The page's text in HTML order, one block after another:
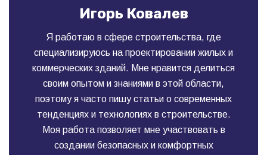
Игорь Ковалев
Я работаю в сфере строительства, где
специализируюсь на проектировании жилых и
коммерческих зданий. Мне нравится делиться
своим опытом и знаниями в этой области,
поэтому я часто пишу статьи о современных
тенденциях и технологиях в строительстве.
Моя работа позволяет мне участвовать в
создании безопасных и комфортных